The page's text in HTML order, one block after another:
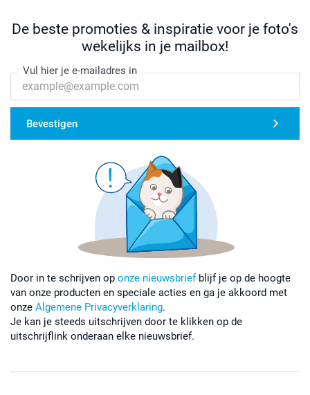
De beste promoties & inspiratie voor je foto's
wekelijks in je mailbox!
Vul hier je e-mailadres in
Bevestigen
Door in te schrijven op onze nieuwsbriefblijf je op de hoogte
van onze producten en speciale acties en ga je akkoord met
onze Algemene Privacyverklaring.
Je kan je steeds uitschrijven door te klikken op de
uitschrijflink onderaan elke nieuwsbrief.